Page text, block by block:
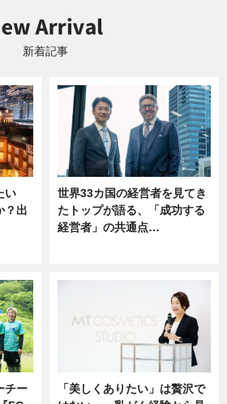
新着記事
い
？出
世界33カ国の経営者を見てき
たトップが語る、「成功する
経営者」の共通点…
チー
「美しくありたい」は贅沢で